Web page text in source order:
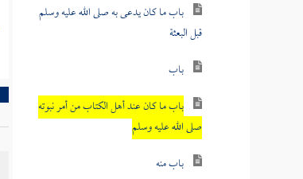
باب ما كان يدعى به صلى الله عليه وسلم
قبل البعثة
باب
باب ما كان عند أهل الكتاب من أمر نبوته
صلى الله عليه وسلم
باب منه